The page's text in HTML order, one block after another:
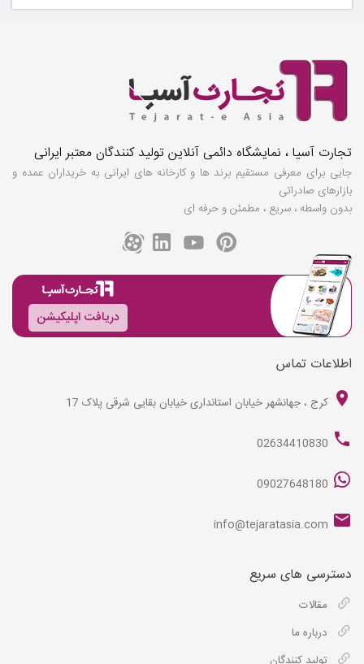
تجارت آسیا ، نمایشگاه دائمی آنلاین تولید کنندگان معتبر ایرانی
جایی برای معرفی مستقیم برند ها و کارخانه های ایرانی به خریداران عمده و
بازارهای صادراتی
بدون واسطه ، سریع ، مطمئن و حرفه ای
دریافت اپلیکیشن
اطلاعات تماس
کرج ، جهانشهر خیابان استانداری خیابان بقایی شرقی پلاک 17
02634410830
09027648180
info@tejaratasia.com
دسترسی های سریع
مقالات
درباره ما